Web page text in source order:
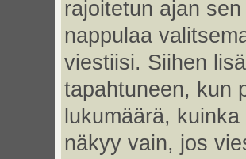
rajoitetun ajan
nappulaa
viestiisi. Siihen
tapahtuneen, kun
lukumäärä,
näkyy vain, jos